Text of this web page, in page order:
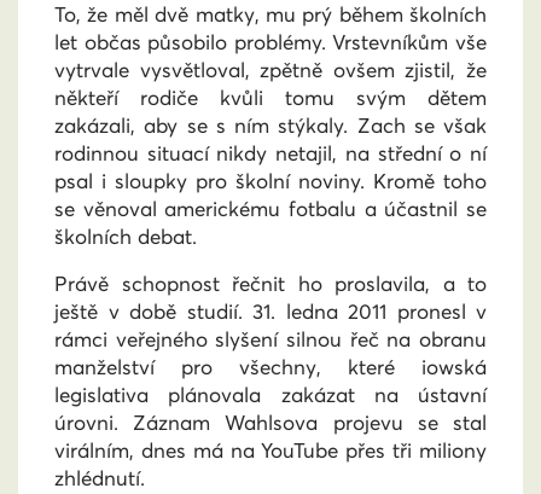
To, že měl dvě matky, mu prý během školních
let občas působilo problémy. Vrstevníkům vše
vytrvale vysvětloval, zpětně ovšem zjistil, že
někteří rodiče kvůli tomu svým dětem
zakázali, aby se s ním stýkaly. Zach se však
rodinnou situací nikdy netajil, na střední o ní
psal i sloupky pro školní noviny. Kromě toho
se věnoval americkému fotbalu a účastnil se
školních debat.
Právě schopnost řečnit ho proslavila, a to
ještě v době studií. 31. ledna 2011 pronesl v
rámci veřejného slyšení silnou řeč na obranu
manželství pro všechny, které iowská
legislativa plánovala zakázat na ústavní
úrovni. Záznam Wahlsova projevu se stal
virálním, dnes má na YouTube přes tři miliony
zhlédnutí.